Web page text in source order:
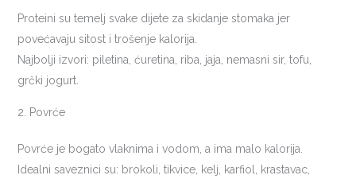
Proteini su temelj svake dijete za skidanje stomaka jer
povećavaju sitost i trošenje kalorija.
Najbolji izvori: piletina, ćuretina, riba, jaja, nemasni sir, tofu,
grčki jogurt.
2. Povrće
Povrće je bogato vlaknima i vodom, a ima malo kalorija.
Idealni saveznici su: brokoli, tikvice, kelj, karfiol, krastavac,